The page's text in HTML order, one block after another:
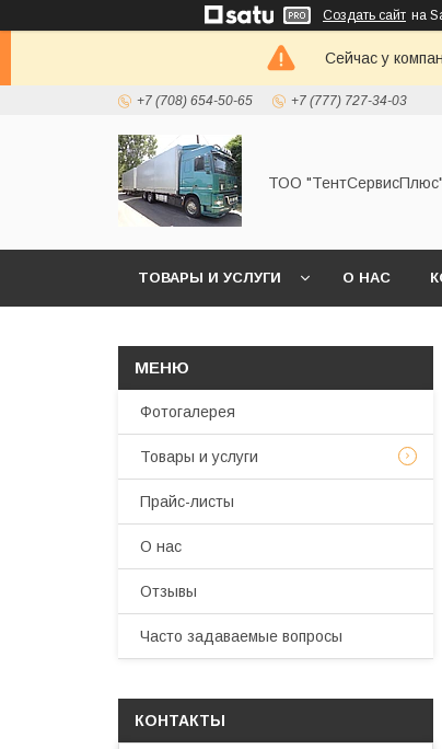
Создать сайт на
Сейчас у
+7 (708) 654-50-65 +7 (777) 727-34-03
ТОО "ТентСервисПлюс"
ТОВАРЫ И УСЛУГИ О НАС
Фотогалерея
Товары и услуги
Прайс-листы
О нас
Отзывы
Часто задаваемые вопросы
КОНТАКТЫ